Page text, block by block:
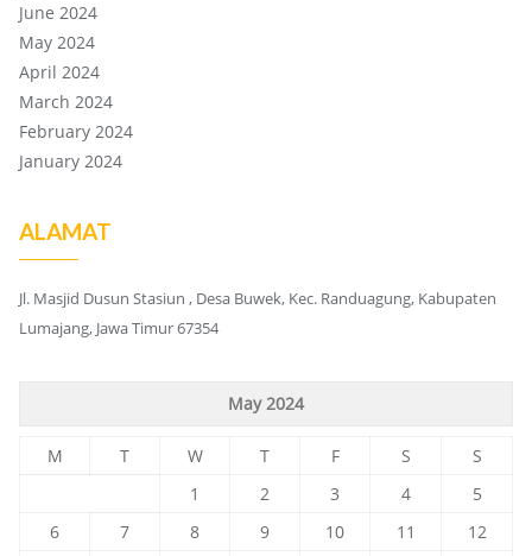
June 2024
May 2024
April 2024
March 2024
February 2024
January 2024
ALAMAT
Jl. Masjid Dusun Stasiun , Desa Buwek, Kec. Randuagung, Kabupaten
Lumajang, Jawa Timur 67354
May 2024
M T W T F S
S
1
2 3 4
5
6
7 8 9 10 11
12